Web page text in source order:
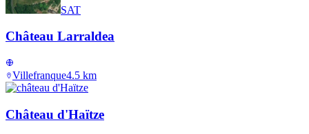
SAT
Château Larraldea
Villefranque4.5 km
Château d'Haïtze